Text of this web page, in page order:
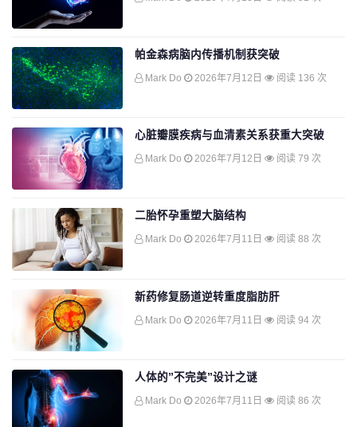
帕金森病脑内传播机制获突破
Mark Do 2026年7月12日 阅读 136 次
心脏瓣膜疾病与血清素关系获重大突破
Mark Do 2026年7月12日 阅读 79 次
二胎怀孕重塑大脑结构
Mark Do 2026年7月11日 阅读 88 次
新药修复肠道逆转重度脂肪肝
Mark Do 2026年7月11日 阅读 94 次
人体的”不完美”设计之谜
Mark Do 2026年7月11日 阅读 86 次